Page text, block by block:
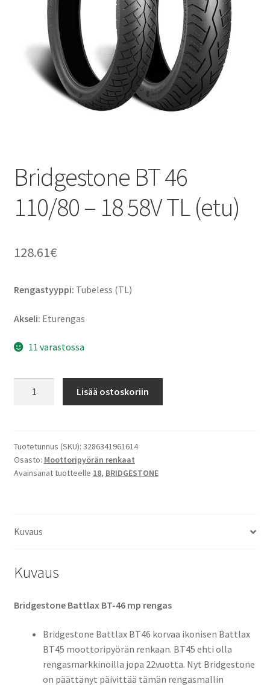
Bridgestone BT 46
110/80 – 18 58V TL (etu)
128.61€
Rengastyyppi: Tubeless (TL)
Akseli: Eturengas
11 varastossa
-
18
58V
Lisää ostoskoriin
Tuotetunnus (SKU): 3286341961614
Osasto: Moottoripyörän renkaat
Avainsanat tuotteelle 18, BRIDGESTONE
Kuvaus
Kuvaus
Bridgestone Battlax BT-46 mp rengas
Bridgestone Battlax BT46 korvaa ikonisen Battlax
BT45 moottoripyörän renkaan. BT45 ehti olla
rengasmarkkinoilla jopa 22vuotta. Nyt Bridgestone
on päättänyt päivittää tämän rengasmallin